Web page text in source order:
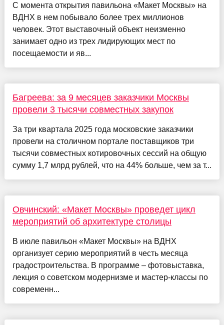
С момента открытия павильона «Макет Москвы» на
ВДНХ в нем побывало более трех миллионов
человек. Этот выставочный объект неизменно
занимает одно из трех лидирующих мест по
посещаемости и яв...
Багреева: за 9 месяцев заказчики Москвы
провели 3 тысячи совместных закупок
За три квартала 2025 года московские заказчики
провели на столичном портале поставщиков три
тысячи совместных котировочных сессий на общую
сумму 1,7 млрд рублей, что на 44% больше, чем за т...
Овчинский: «Макет Москвы» проведет цикл
мероприятий об архитектуре столицы
В июле павильон «Макет Москвы» на ВДНХ
организует серию мероприятий в честь месяца
градостроительства. В программе – фотовыставка,
лекция о советском модернизме и мастер-классы по
современн...